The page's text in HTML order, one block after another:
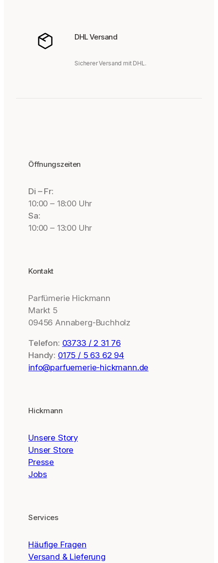
DHL Versand
Sicherer Versand mit DHL.
Öffnungszeiten
Di – Fr:
10:00 – 18:00 Uhr
Sa:
10:00 – 13:00 Uhr
Kontakt
Parfümerie Hickmann
Markt 5
09456 Annaberg-Buchholz
Telefon: 03733 / 2 31 76
Handy: 0175 / 5 63 62 94
info@parfuemerie-hickmann.de
Hickmann
Unsere Story
Unser Store
Presse
Jobs
Services
Häufige Fragen
Versand & Lieferung